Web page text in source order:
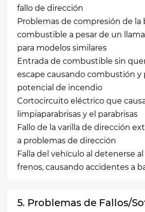
fallo de dirección
Problemas de compresión de la
combustible a pesar de un
para modelos similares
Entrada de combustible sin
escape causando combustión y
potencial de incendio
Cortocircuito eléctrico que
limpiaparabrisas y el parabrisas
Fallo de la varilla de dirección
a problemas de dirección
Falla del vehículo al detenerse
frenos, causando accidentes a
5. Problemas de Fallos/